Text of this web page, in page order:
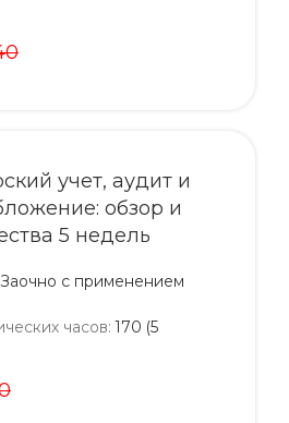
учет, аудит и
обзор и
5 недель
Заочно с применением
часов: 170 (5